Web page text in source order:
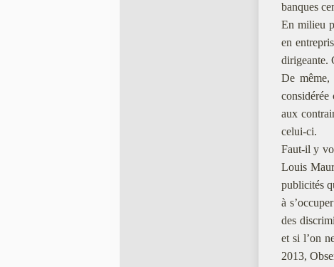
banques
En milieu
en
dirigeante.
De même,
aux
celui-ci.
Faut-il y
Louis
publicités
à
des
et si l’on
2013,